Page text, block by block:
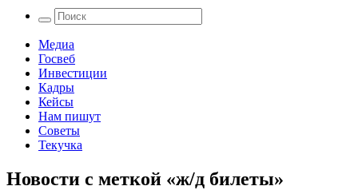
Медиа
Госвеб
Инвестиции
Кадры
Кейсы
Нам пишут
Советы
Текучка
Новости с меткой «ж/д билеты»